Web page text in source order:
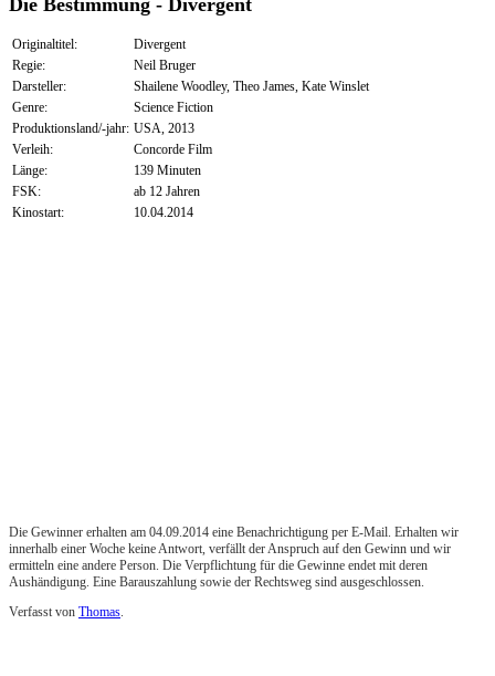
Die Bestimmung - Divergent
Originaltitel:
Divergent
Regie:
Neil Bruger
Darsteller:
Shailene Woodley, Theo James, Kate Winslet
Genre:
Science Fiction
Produktionsland/-jahr: USA, 2013
Verleih:
Concorde Film
Länge:
139 Minuten
FSK:
ab 12 Jahren
Kinostart:
10.04.2014
Die Gewinner erhalten am 04.09.2014 eine Benachrichtigung per E-Mail. Erhalten wir
innerhalb einer Woche keine Antwort, verfällt der Anspruch auf den Gewinn und wir
ermitteln eine andere Person. Die Verpflichtung für die Gewinne endet mit deren
Aushändigung. Eine Barauszahlung sowie der Rechtsweg sind ausgeschlossen.
Verfasst von Thomas.